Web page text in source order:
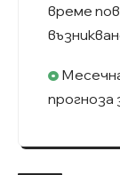
време
прогноза